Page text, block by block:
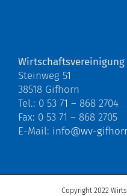
Wirtschaftsvereinigung
Steinweg 51
38518 Gifhorn
Tel.: 0 53 71 – 868 2704
Fax: 0 53 71 – 868 2705
E-Mail: info@wv-
Copyright 2022